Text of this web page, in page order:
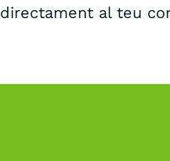
directament al teu